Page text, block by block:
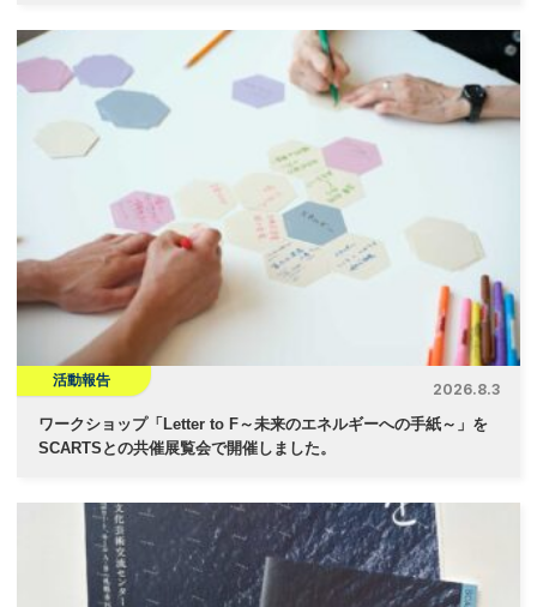
活動報告
2026.8.3
ワークショップ「Letter to F～未来のエネルギーへの手紙～」を
SCARTSとの共催展覧会で開催しました。